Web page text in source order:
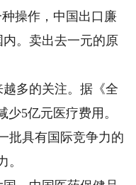
操作，中国出口廉
。卖出去一元的原
多的关注。据《全
5亿元医疗费用。
具有国际竞争力的
。